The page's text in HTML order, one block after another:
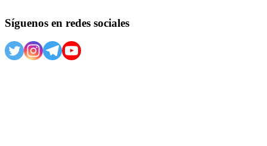
Síguenos en redes sociales